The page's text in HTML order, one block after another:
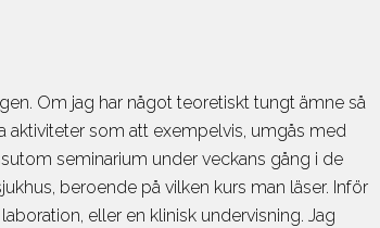
språkexamina
väljer jag
bokar du
Om kurserna
Språkkurser för arbetet
Skolor
Om kurserna
Om jag har något teoretiskt tungt ämne så
aktiviteter som att exempelvis, umgås med
seminarium under veckans gång i de
beroende på vilken kurs man läser. Inför
eller en klinisk undervisning. Jag